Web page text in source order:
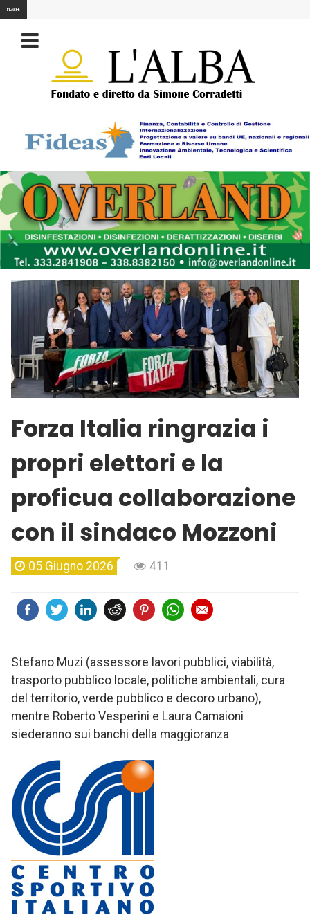
FLASH:
Forza Italia ringrazia i
propri elettori e la
proficua collaborazione
con il sindaco Mozzoni
05 Giugno 2026 411
Stefano Muzi (assessore lavori pubblici, viabilità,
trasporto pubblico locale, politiche ambientali, cura
del territorio, verde pubblico e decoro urbano),
mentre Roberto Vesperini e Laura Camaioni
siederanno sui banchi della maggioranza